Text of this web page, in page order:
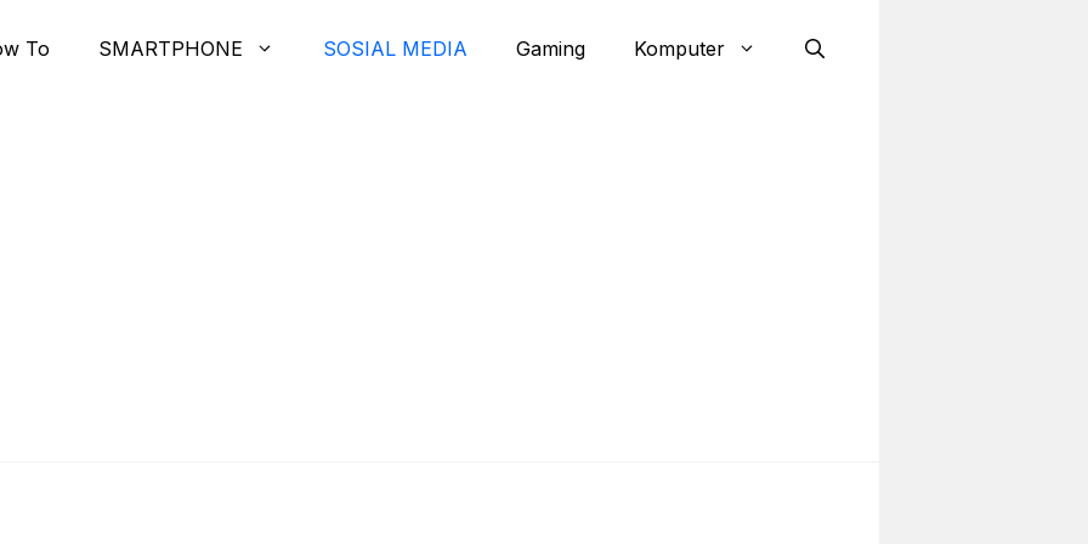
To SMARTPHONE SOSIAL MEDIA Gaming Komputer